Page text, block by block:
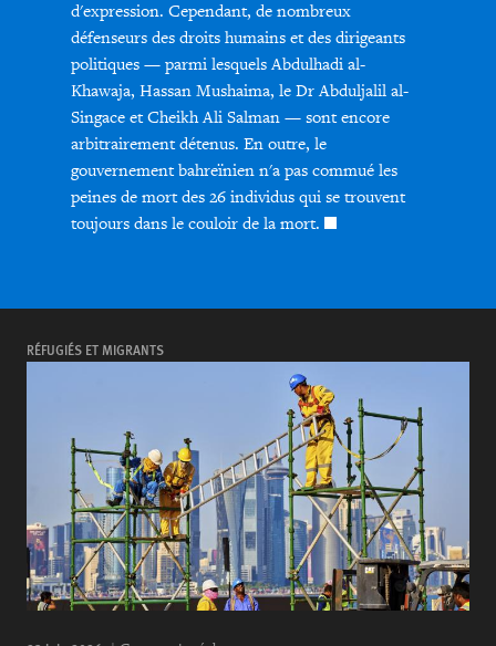
d'expression. Cependant, de nombreux
défenseurs des droits humains et des dirigeants
politiques — parmi lesquels Abdulhadi al-
Khawaja, Hassan Mushaima, le Dr Abduljalil al-
Singace et Cheikh Ali Salman — sont encore
arbitrairement détenus. En outre, le
gouvernement bahreïnien n'a pas commué les
peines de mort des 26 individus qui se trouvent
toujours dans le couloir de la mort.
RÉFUGIÉS ET MIGRANTS